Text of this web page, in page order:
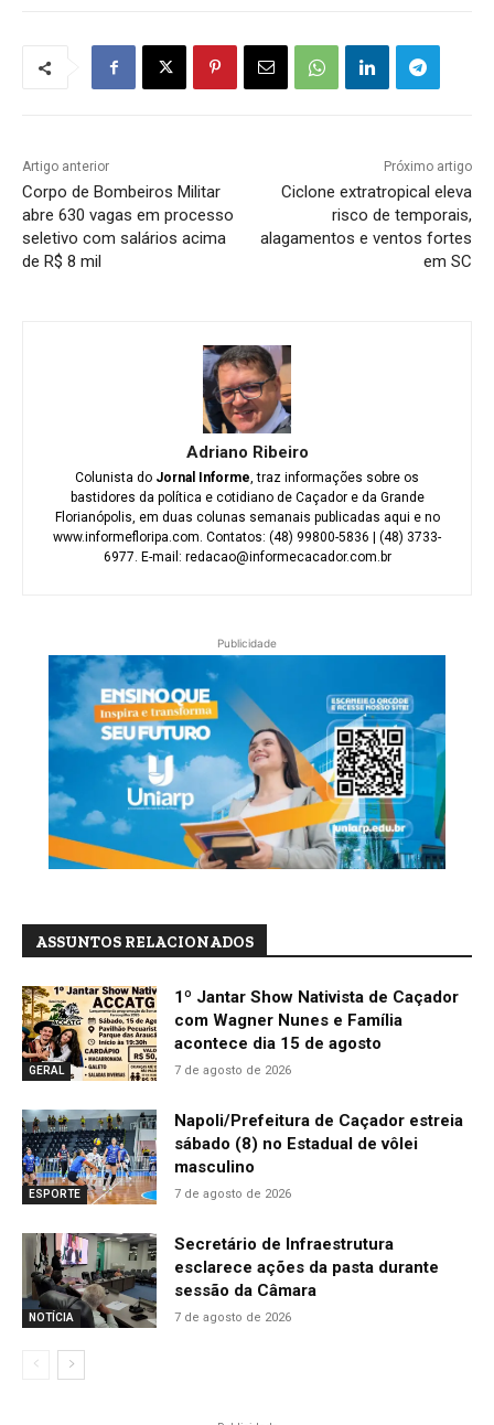
Artigo anterior
Corpo de Bombeiros Militar
abre 630 vagas em processo
seletivo com salários acima
de R$ 8 mil
Próximo artigo
Ciclone extratropical eleva
risco de temporais,
alagamentos e ventos fortes
em SC
Adriano Ribeiro
Colunista do Jornal Informe, traz informações sobre os
bastidores da política e cotidiano de Caçador e da Grande
Florianópolis, em duas colunas semanais publicadas aqui e no
www.informefloripa.com. Contatos: (48) 99800-5836 | (48) 3733-
6977. E-mail: redacao@informecacador.com.br
Publicidade
ASSUNTOS RELACIONADOS
GERAL
1º Jantar Show Nativista de Caçador
com Wagner Nunes e Família
acontece dia 15 de agosto
7 de agosto de 2026
ESPORTE
Napoli/Prefeitura de Caçador estreia
sábado (8) no Estadual de vôlei
masculino
7 de agosto de 2026
NOTÍCIA
Secretário de Infraestrutura
esclarece ações da pasta durante
sessão da Câmara
7 de agosto de 2026